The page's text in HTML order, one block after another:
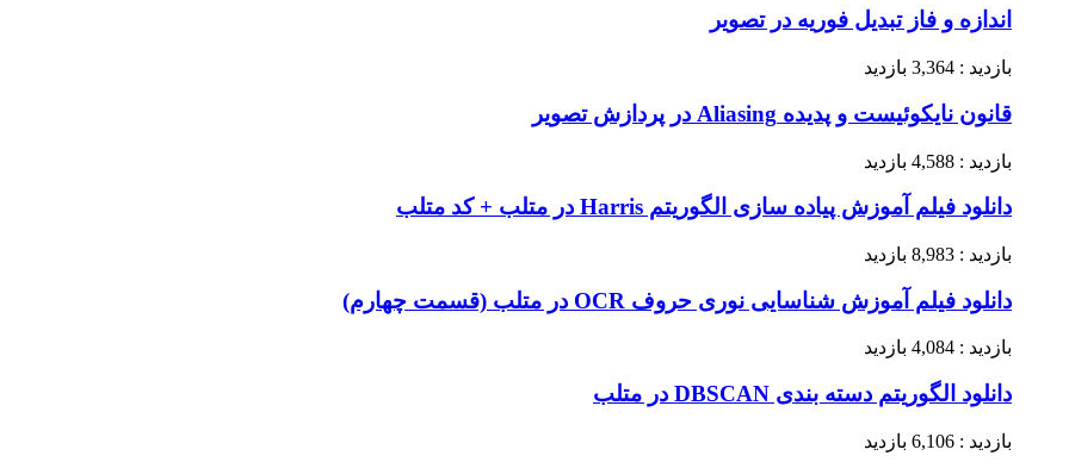
اندازه و فاز تبدیل فوریه در تصویر
بازدید : 3,364 بازدید
قانون نایکوئیست و پدیده Aliasing در پردازش تصویر
بازدید : 4,588 بازدید
دانلود فیلم آموزش پیاده سازی الگوریتم Harris در متلب + کد متلب
بازدید : 8,983 بازدید
دانلود فیلم آموزش شناسایی نوری حروف OCR در متلب (قسمت چهارم)
بازدید : 4,084 بازدید
دانلود الگوریتم دسته بندی DBSCAN در متلب
بازدید : 6,106 بازدید